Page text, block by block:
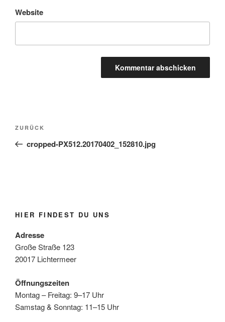
Website
Beitragsnavigation
Vorheriger
Beitrag
ZURÜCK
cropped-PX512.20170402_152810.jpg
HIER FINDEST DU UNS
Adresse
Große Straße 123
20017 Lichtermeer
Öffnungszeiten
Montag – Freitag: 9–17 Uhr
Samstag & Sonntag: 11–15 Uhr